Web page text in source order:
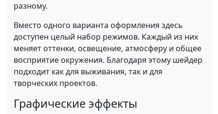
разному.
Вместо одного варианта оформления здесь
доступен целый набор режимов. Каждый из них
меняет оттенки, освещение, атмосферу и общее
восприятие окружения. Благодаря этому шейдер
подходит как для выживания, так и для
творческих проектов.
Графические эффекты